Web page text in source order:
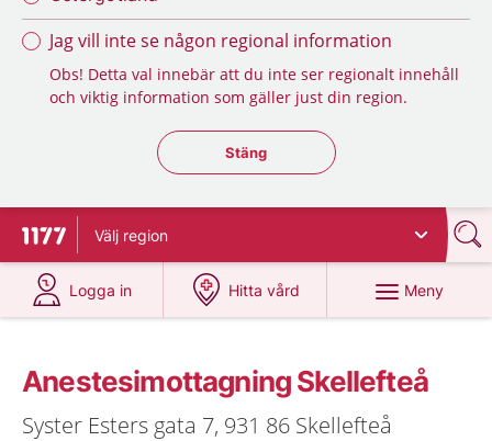
Jag vill inte se någon regional information
Obs! Detta val innebär att du inte ser regionalt innehåll
och viktig information som gäller just din region.
Stäng regionsväljaren
Stäng
Till startsidan för 1177
Välj region
Logga in
på 1177.se
Hitta vård
på 1177.se
Meny
Anestesimottagning Skellefteå
Syster Esters gata 7, 931 86 Skellefteå